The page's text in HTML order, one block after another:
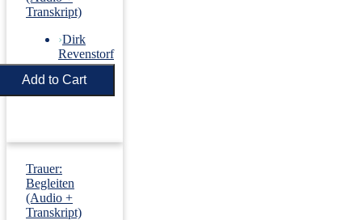
Transkript)
›Dirk
Revenstorf
Price: €5.50
Trauer:
Begleiten
(Audio +
Transkript)